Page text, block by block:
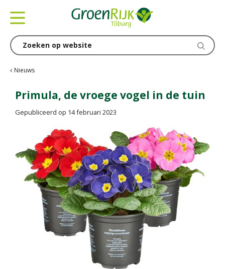
Nieuws
Primula, de vroege vogel in de tuin
Gepubliceerd op 14 februari 2023